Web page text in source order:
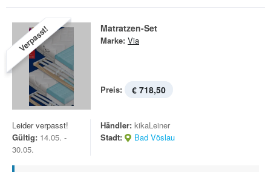
Verpasst! Matratzen-Set
Marke: Via
Preis: € 718,50
Leider verpasst!
Gültig: 14.05. -
30.05.
Händler: kikaLeiner
Stadt:
Bad Vöslau